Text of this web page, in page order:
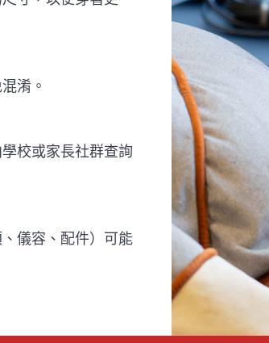
淆。
校或家長社群查詢
儀容、配件）可能